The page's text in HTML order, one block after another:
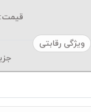
قیمت:
ویژگی رقابتی